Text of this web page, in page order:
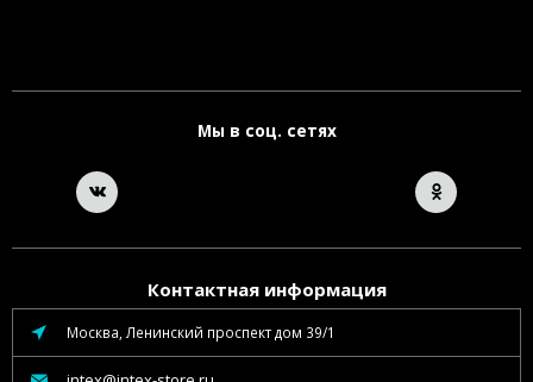
Мы в соц. сетях
Контактная информация
Москва, Ленинский проспект дом 39/1